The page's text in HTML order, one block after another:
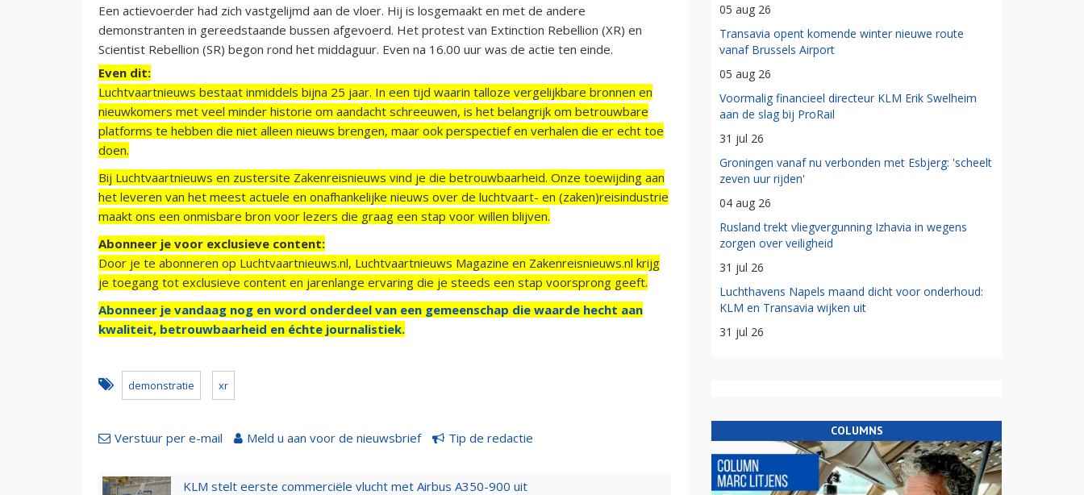
Een actievoerder had zich vastgelijmd aan de vloer. Hij is losgemaakt en met de andere
demonstranten in gereedstaande bussen afgevoerd. Het protest van Extinction Rebellion (XR) en
Scientist Rebellion (SR) begon rond het middaguur. Even na 16.00 uur was de actie ten einde.
Even dit:
Luchtvaartnieuws bestaat inmiddels bijna 25 jaar. In een tijd waarin talloze vergelijkbare bronnen en
nieuwkomers met veel minder historie om aandacht schreeuwen, is het belangrijk om betrouwbare
platforms te hebben die niet alleen nieuws brengen, maar ook perspectief en verhalen die er echt toe
doen.
Bij Luchtvaartnieuws en zustersite Zakenreisnieuws vind je die betrouwbaarheid. Onze toewijding aan
het leveren van het meest actuele en onafhankelijke nieuws over de luchtvaart- en (zaken)reisindustrie
maakt ons een onmisbare bron voor lezers die graag een stap voor willen blijven.
Abonneer je voor exclusieve content:
Door je te abonneren op Luchtvaartnieuws.nl, Luchtvaartnieuws Magazine en Zakenreisnieuws.nl krijg
je toegang tot exclusieve content en jarenlange ervaring die je steeds een stap voorsprong geeft.
Abonneer je vandaag nog en word onderdeel van een gemeenschap die waarde hecht aan
kwaliteit, betrouwbaarheid en échte journalistiek.
demonstratie xr
Verstuur per e-mail Meld u aan voor de nieuwsbrief Tip de redactie
KLM stelt eerste commerciële vlucht met Airbus A350-900 uit
05 aug 26
Transavia opent komende winter nieuwe route
vanaf Brussels Airport
05 aug 26
Voormalig financieel directeur KLM Erik Swelheim
aan de slag bij ProRail
31 jul 26
Groningen vanaf nu verbonden met Esbjerg: 'scheelt
zeven uur rijden'
04 aug 26
Rusland trekt vliegvergunning Izhavia in wegens
zorgen over veiligheid
31 jul 26
Luchthavens Napels maand dicht voor onderhoud:
KLM en Transavia wijken uit
31 jul 26
COLUMNS